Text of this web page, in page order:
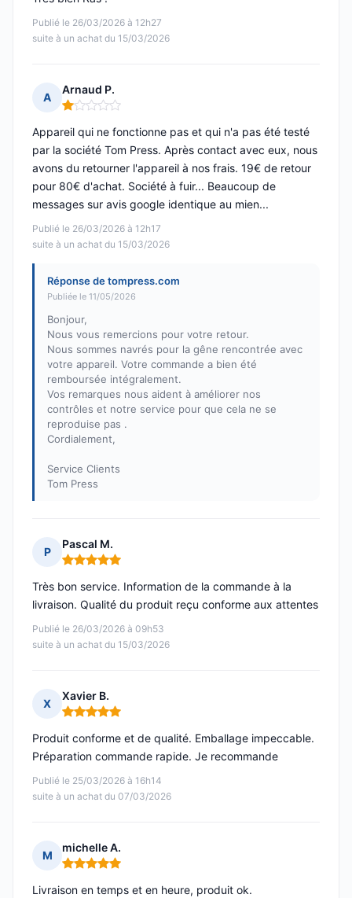
Publié le 26/03/2026 à 12h27
suite à un achat du 15/03/2026
A
Arnaud P.
Note : 1 sur 5
Publié le 26/03/2026 à 12h17
suite à un achat du 15/03/2026
Appareil qui ne fonctionne pas et qui n'a pas été testé
par la société Tom Press. Après contact avec eux, nous
avons du retourner l'appareil à nos frais. 19€ de retour
pour 80€ d'achat. Société à fuir... Beaucoup de
messages sur avis google identique au mien...
Réponse de tompress.com
Publiée le 11/05/2026
Bonjour,
Nous vous remercions pour votre retour.
Nous sommes navrés pour la gêne rencontrée avec
votre appareil. Votre commande a bien été
remboursée intégralement.
Vos remarques nous aident à améliorer nos
contrôles et notre service pour que cela ne se
reproduise pas .
Cordialement,
Service Clients
Tom Press
P
Pascal M.
Note : 5 sur 5
Publié le 26/03/2026 à 09h53
suite à un achat du 15/03/2026
Très bon service. Information de la commande à la
livraison. Qualité du produit reçu conforme aux attentes
X
Xavier B.
Note : 5 sur 5
Publié le 25/03/2026 à 16h14
suite à un achat du 07/03/2026
Produit conforme et de qualité. Emballage impeccable.
Préparation commande rapide. Je recommande
M
michelle A.
Note : 5 sur 5
Livraison en temps et en heure, produit ok.